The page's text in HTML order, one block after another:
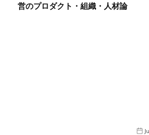
営のプロダクト・組織・人材論